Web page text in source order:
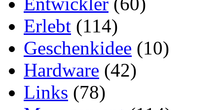
Erlebt (114)
Geschenkidee (10)
Hardware (42)
Links (78)